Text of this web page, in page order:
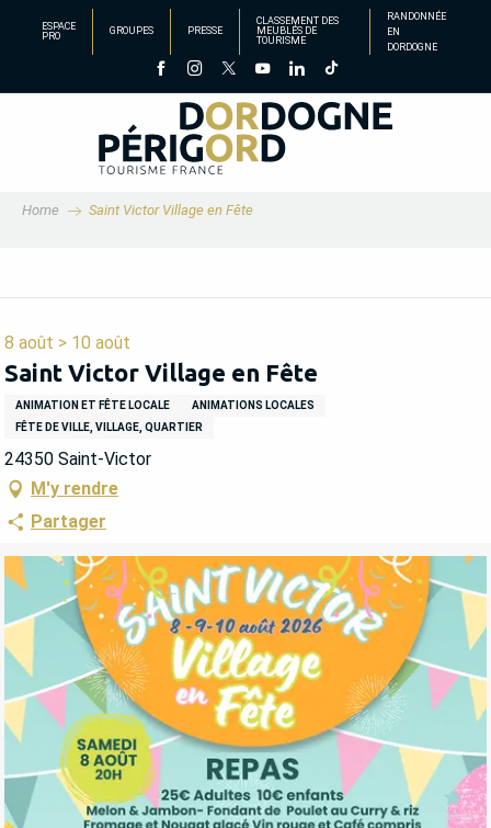
principal
ESPACE
PRO
GROUPES PRESSE
CLASSEMENT DES
MEUBLÉS DE
TOURISME
RANDONNÉE
EN
DORDOGNE
Home Saint Victor Village en Fête
8 août > 10 août
Saint Victor Village en Fête
ANIMATION ET FÊTE LOCALE
ANIMATIONS LOCALES
FÊTE DE VILLE, VILLAGE, QUARTIER
24350 Saint-Victor
M'y rendre
Partager